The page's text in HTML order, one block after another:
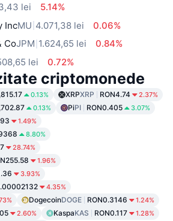
lei
5.14%
IncMU 4.071,38 lei
0.06%
CoJPM 1.624,65 lei
0.84%
lei 0.72%
criptomonede
0.13% XRPXRP RON4.74 2.37%
0.13% PiPI RON0.405 3.07%
1.49%
8.80%
28.74%
1.96%
3.93%
4.35%
DogecoinDOGE RON0.3146 1.24%
2.60% KaspaKAS RON0.117 1.28%